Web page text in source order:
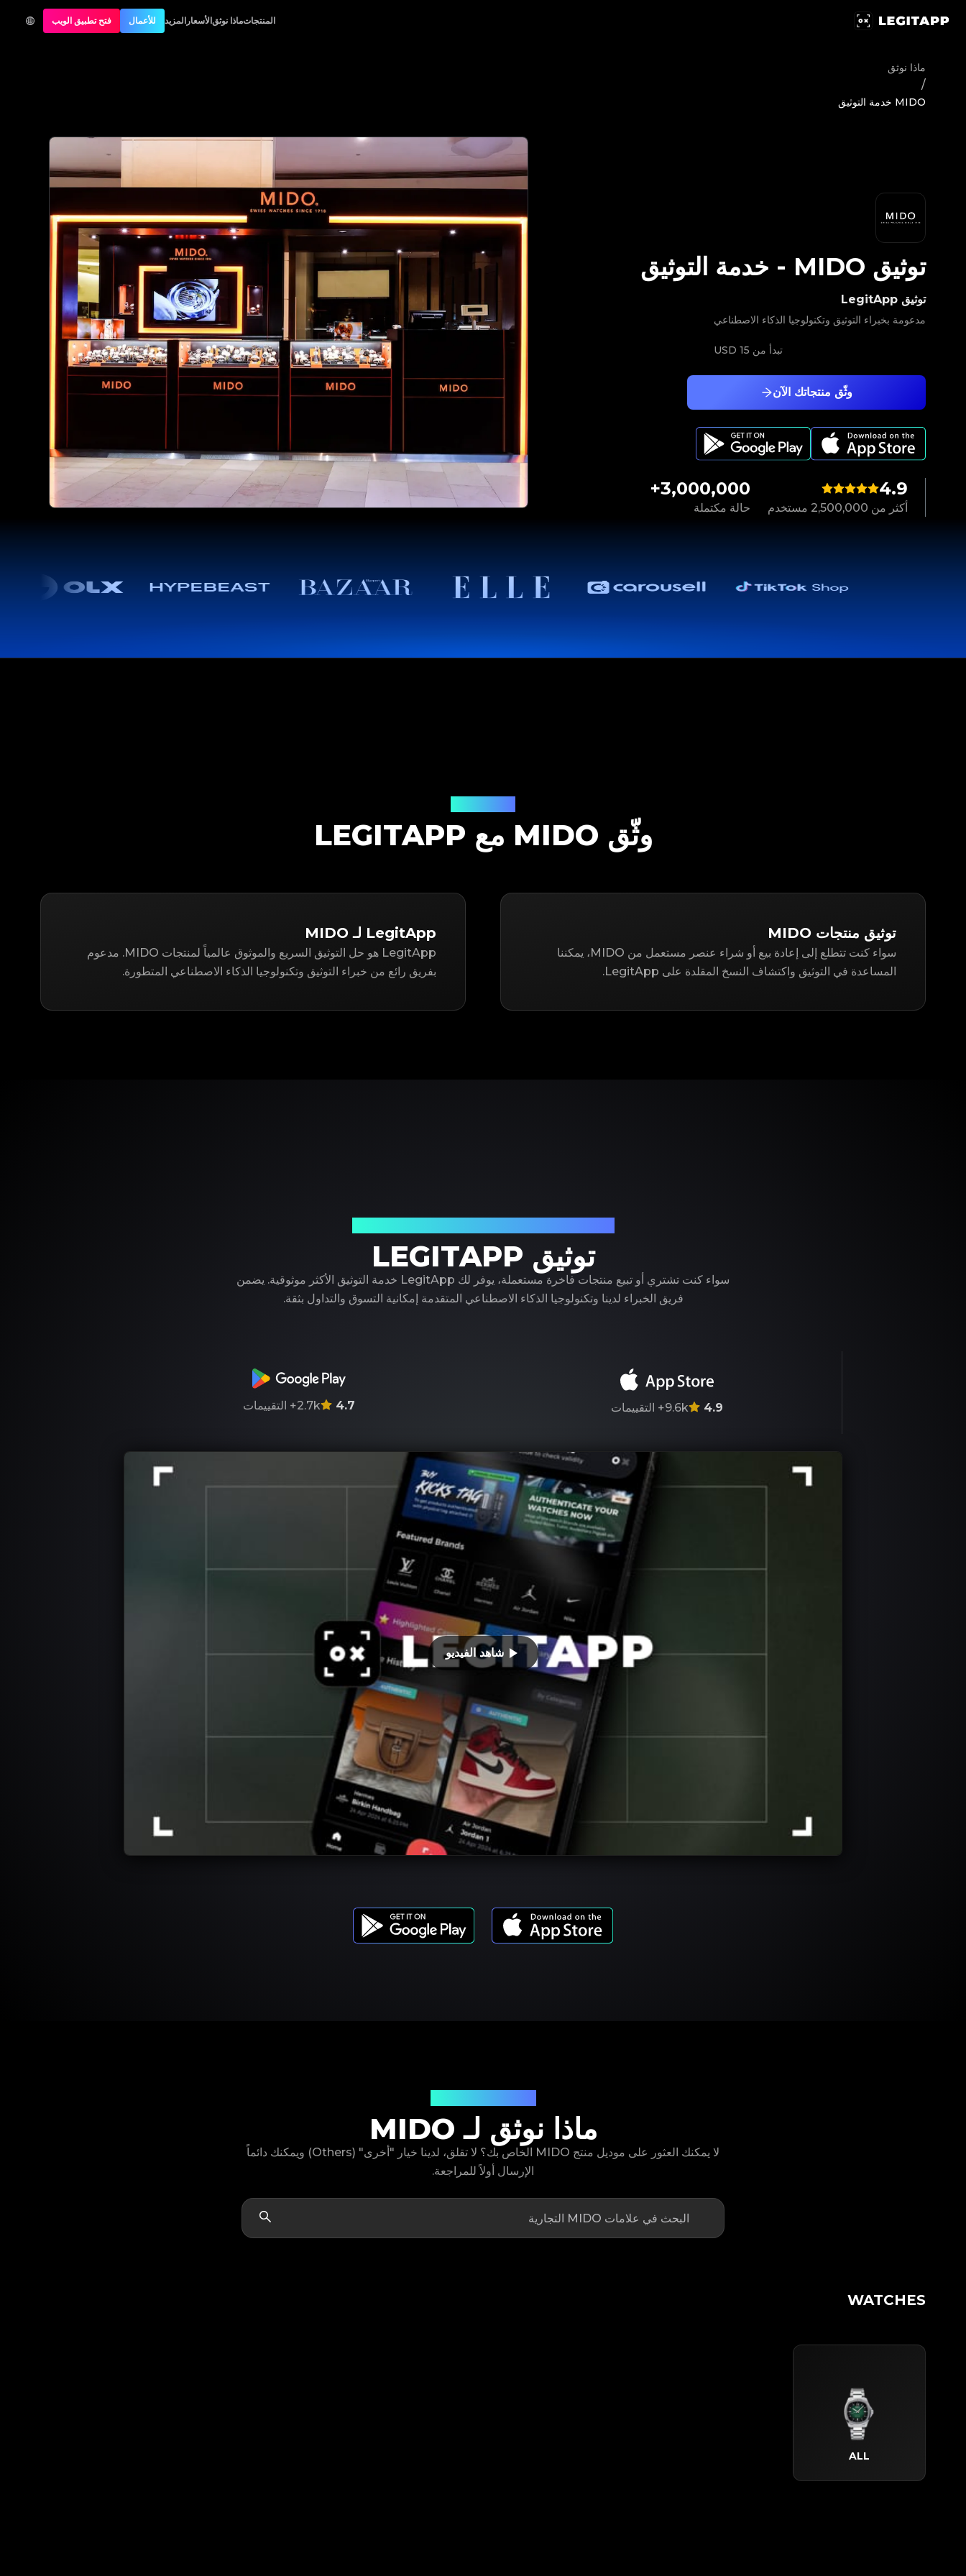
المنتجاتماذا نوثقالأسعار المزيد للأعمال فتح تطبيق الويب
ماذا نوثق
/
MIDO خدمة التوثيق
4.9
أكثر من 2,500,000 مستخدم
3,000,000+
حالة مكتملة
وثّق منتجاتك الآن
توثيق LegitApp
مدعومة بخبراء التوثيق وتكنولوجيا الذكاء الاصطناعي
تبدأ من 15 USD
توثيق MIDO
- خدمة التوثيق
وثّق MIDO مع LEGITAPP
توثيق منتجات MIDO
سواء كنت تتطلع إلى إعادة بيع أو شراء عنصر مستعمل من MIDO، يمكننا
المساعدة في التوثيق واكتشاف النسخ المقلدة على LegitApp.
LegitApp لـ MIDO
LegitApp هو حل التوثيق السريع والموثوق عالمياً لمنتجات MIDO. مدعوم
بفريق رائع من خبراء التوثيق وتكنولوجيا الذكاء الاصطناعي المتطورة.
توثيق LEGITAPP
سواء كنت تشتري أو تبيع منتجات فاخرة مستعملة، يوفر لك LegitApp خدمة التوثيق الأكثر موثوقية. يضمن
فريق الخبراء لدينا وتكنولوجيا الذكاء الاصطناعي المتقدمة إمكانية التسوق والتداول بثقة.
4.9
9.6k+ التقييمات 4.7
2.7k+ التقييمات
شاهد الفيديو
ماذا نوثق لـ MIDO
لا يمكنك العثور على موديل منتج MIDO الخاص بك؟ لا تقلق، لدينا خيار "أخرى" (Others) ويمكنك دائماً
الإرسال أولاً للمراجعة.
WATCHES
ALL